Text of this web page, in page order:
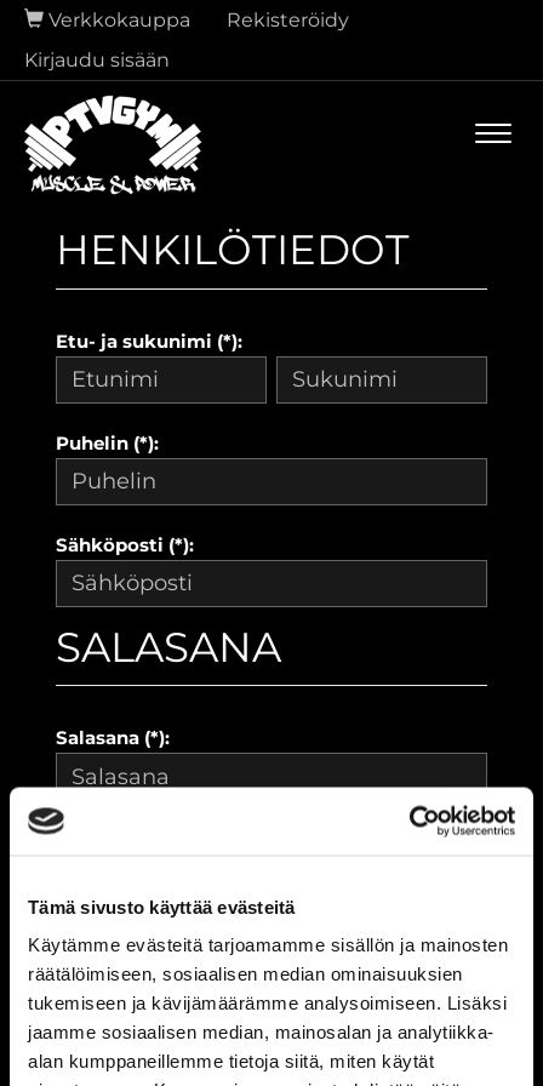
Tämä sivusto käyttää evästeitä
Käytämme evästeitä tarjoamamme sisällön ja mainosten
räätälöimiseen, sosiaalisen median ominaisuuksien
tukemiseen ja kävijämäärämme analysoimiseen. Lisäksi
jaamme sosiaalisen median, mainosalan ja analytiikka-
alan kumppaneillemme tietoja siitä, miten käytät
Verkkokauppa
Rekisteröidy
Kirjaudu sisään
HENKILÖTIEDOT
Etu- ja sukunimi (*):
Puhelin (*):
Sähköposti (*):
SALASANA
Salasana (*):
Vahvista salasana (*):
YHTEYSTIEDOT
Katuosoite (*):